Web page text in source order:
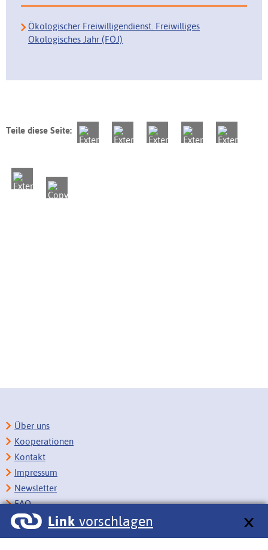
Ökologischer Freiwilligendienst. Freiwilliges
Ökologisches Jahr (FÖJ)
Teile diese Seite:
Link vorschlagen
Über uns
Kooperationen
Kontakt
Impressum
Newsletter
FAQ
Copyright